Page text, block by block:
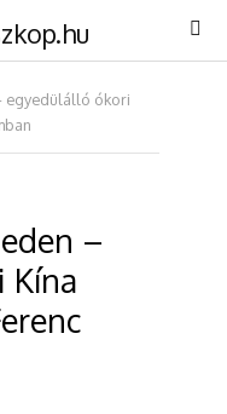
egyedülálló ókori
–
Kína